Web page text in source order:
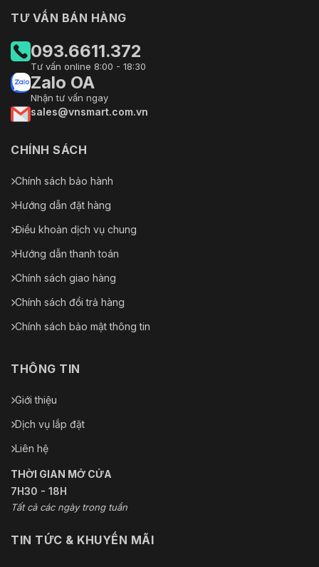
TƯ VẤN BÁN HÀNG
093.6611.372
Tư vấn online 8:00 - 18:30
Zalo OA
Nhận tư vấn ngay
sales@vnsmart.com.vn
CHÍNH SÁCH
Chính sách bảo hành
Hướng dẫn đặt hàng
Điều khoản dịch vụ chung
Hướng dẫn thanh toán
Chính sách giao hàng
Chính sách đổi trả hàng
Chính sách bảo mật thông tin
THÔNG TIN
Giới thiệu
Dịch vụ lắp đặt
Liên hệ
THỜI GIAN MỞ CỬA
7H30 - 18H
Tất cả các ngày trong tuần
TIN TỨC & KHUYẾN MÃI